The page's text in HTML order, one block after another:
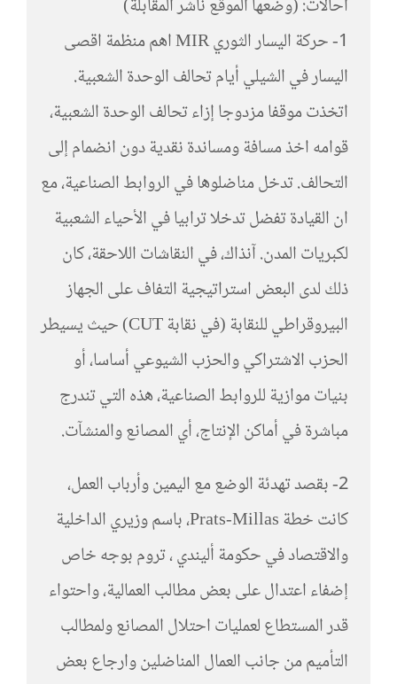
احالات: (وضعها الموقع ناشر المقابلة)
1- حركة اليسار الثوري MIR اهم منظمة اقصى
اليسار في الشيلي أيام تحالف الوحدة الشعبية.
اتخذت موقفا مزدوجا إزاء تحالف الوحدة الشعبية،
قوامه اخذ مسافة ومساندة نقدية دون انضمام إلى
التحالف. تدخل مناضلوها في الروابط الصناعية، مع
ان القيادة تفضل تدخلا ترابيا في الأحياء الشعبية
لكبريات المدن. آنذاك، في النقاشات اللاحقة، كان
ذلك لدى البعض استراتيجية التفاف على الجهاز
البيروقراطي للنقابة (في نقابة CUT) حيث يسيطر
الحزب الاشتراكي والحزب الشيوعي أساسا، أو
بنيات موازية للروابط الصناعية، هذه التي تندرج
مباشرة في أماكن الإنتاج، أي المصانع والمنشآت.
2- بقصد تهدئة الوضع مع اليمين وأرباب العمل،
كانت خطة Prats-Millas، باسم وزيري الداخلية
والاقتصاد في حكومة أليندي ، تروم بوجه خاص
إضفاء اعتدال على بعض مطالب العمالية، واحتواء
قدر المستطاع لعمليات احتلال المصانع ولمطالب
التأميم من جانب العمال المناضلين وارجاع بعض